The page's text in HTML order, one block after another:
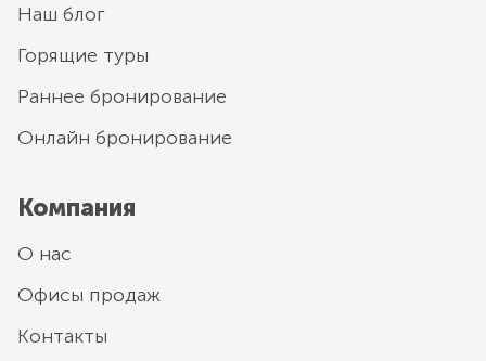
Наш блог
Горящие туры
Раннее бронирование
Онлайн бронирование
Компания
О нас
Офисы продаж
Контакты